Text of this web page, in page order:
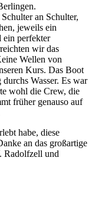
an Schulter,
jeweils ein
ein perfekter
wir das
Wellen von
Kurs. Das Boot
Wasser. Es war
wohl die Crew, die
früher genauso auf
habe, diese
an das großartige
Radolfzell und